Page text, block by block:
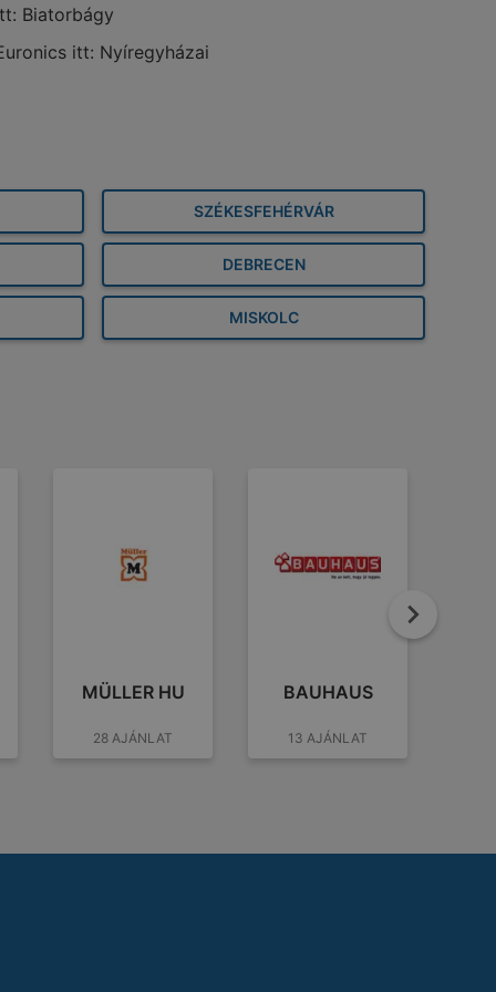
Biatorbágy
itt: Nyíregyházai
SZÉKESFEHÉRVÁR
DEBRECEN
MISKOLC
Tovább
MÜLLER HU
28 AJÁNLAT
BAUHAUS
13 AJÁNLAT